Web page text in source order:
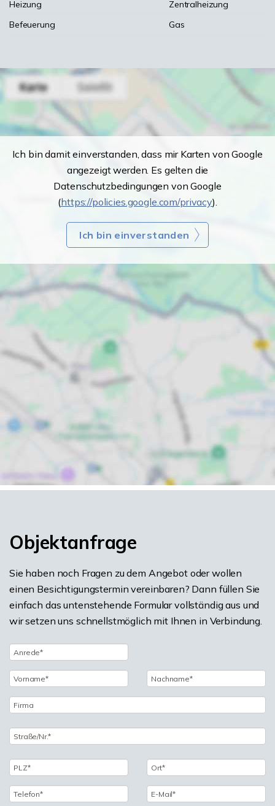
Heizung
Zentralheizung
Befeuerung
Gas
Ich bin damit einverstanden, dass mir Karten von Google
angezeigt werden. Es gelten die
Datenschutzbedingungen von Google
(https://policies.google.com/privacy).
Ich bin einverstanden
Objektanfrage
Sie haben noch Fragen zu dem Angebot oder wollen
einen Besichtigungstermin vereinbaren? Dann füllen Sie
einfach das untenstehende Formular vollständig aus und
wir setzen uns schnellstmöglich mit Ihnen in Verbindung.